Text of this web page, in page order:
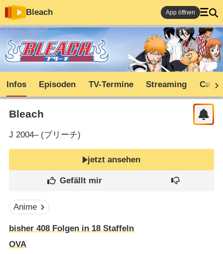
Bleach App öffnen
Infos Episoden TV-Termine Streaming Cast
Bleach
J 2004– (ブリーチ)
jetzt ansehen
Anime
bisher 408Folgen in 18Staffeln
OVA